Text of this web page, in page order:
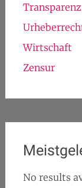
Transparenz
Wirtschaft
Zensur
No results